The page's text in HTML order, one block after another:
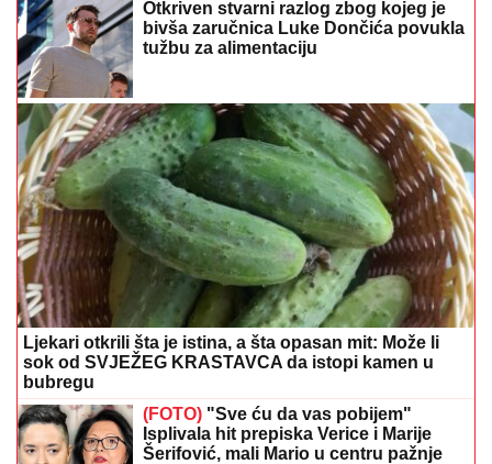
Otkriven stvarni razlog zbog kojeg je
bivša zaručnica Luke Dončića povukla
tužbu za alimentaciju
Ljekari otkrili šta je istina, a šta opasan mit: Može li
sok od SVJEŽEG KRASTAVCA da istopi kamen u
bubregu
(FOTO) "Sve ću da vas pobijem"
Isplivala hit prepiska Verice i Marije
Šerifović, mali Mario u centru pažnje